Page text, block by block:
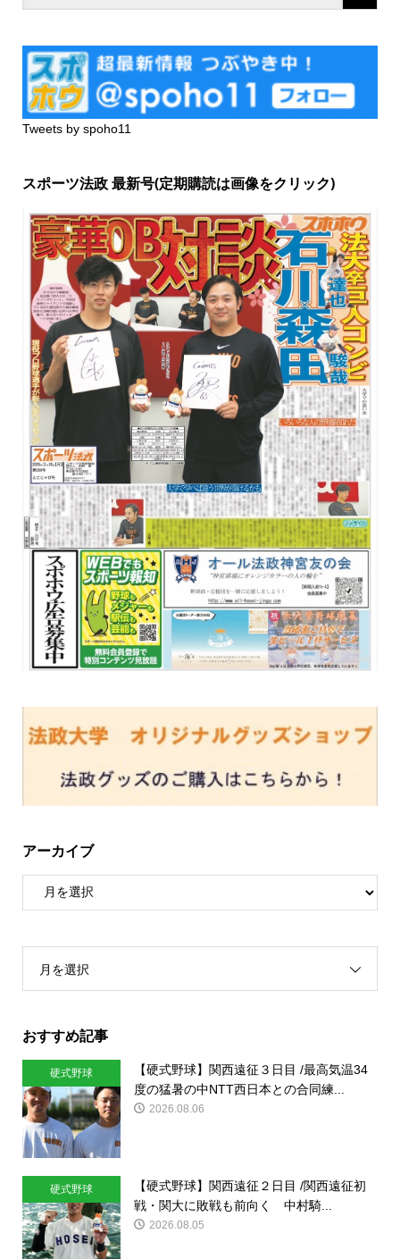
Tweets by spoho11
スポーツ法政 最新号(定期購読は画像をクリック)
アーカイブ
月を選択
おすすめ記事
硬式野球
【硬式野球】関西遠征３日目 /最高気温34
度の猛暑の中NTT西日本との合同練...
2026.08.06
硬式野球
【硬式野球】関西遠征２日目 /関西遠征初
戦・関大に敗戦も前向く 中村騎...
2026.08.05